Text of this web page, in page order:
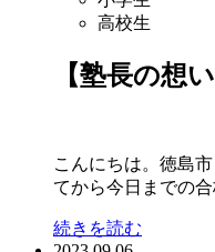
高校生
【塾長の想
こんにちは。徳島
てから今日までの
続きを読む